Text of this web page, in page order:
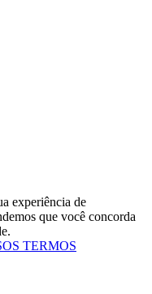
experiência de
que você concorda
TERMOS